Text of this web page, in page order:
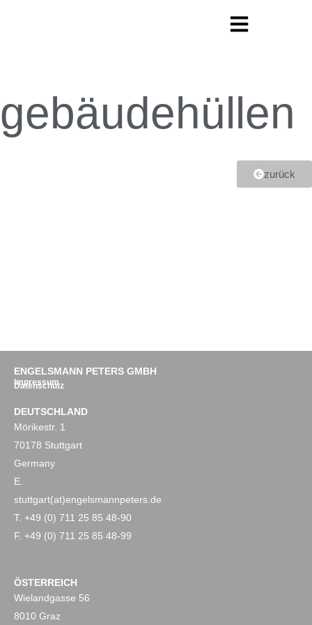
gebäudehüllen
zurück
ENGELSMANN PETERS GMBH
Impressum
Datenschutz
DEUTSCHLAND
Mörikestr. 1
70178 Stuttgart
Germany
E.
stuttgart(at)engelsmannpeters.de
T. +49 (0) 711 25 85 48-90
F. +49 (0) 711 25 85 48-99
ÖSTERREICH
Wielandgasse 56
8010 Graz